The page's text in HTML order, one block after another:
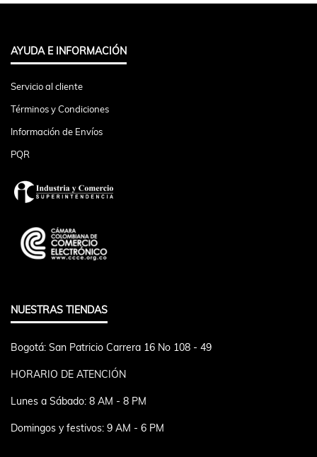
AYUDA E INFORMACIÓN
Servicio al cliente
Términos y Condiciones
Información de Envíos
PQR
NUESTRAS TIENDAS
Bogotá: San Patricio Carrera 16 No 108 - 49
HORARIO DE ATENCIÓN
Lunes a Sábado: 8 AM - 8 PM
Domingos y festivos: 9 AM - 6 PM